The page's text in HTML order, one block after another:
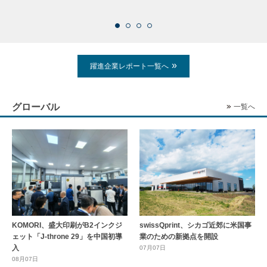
躍進企業レポート一覧へ
グローバル 一覧へ
KOMORI、盛大印刷がB2インクジ
ェット「J-throne 29」を中国初導
入
08月07日
swissQprint、シカゴ近郊に⽶国事
業のための新拠点を開設
07月07日